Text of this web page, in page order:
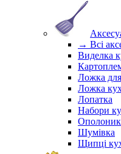
→ Всі
Виделка
Ложка для
Ложка
Лопатка
Набори
Шумівка
Щипці